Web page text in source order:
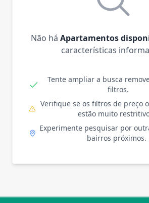
Não há Apartamentos
características
Tente ampliar a busca
filtros.
Verifique se os filtros de preço
estão muito
Experimente pesquisar por
bairros próximos.